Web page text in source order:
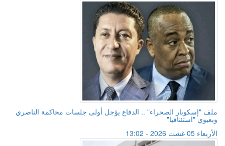
ملف "إسكوبار الصحراء" .. الدفاع يؤجل أولى جلسات محاكمة الناصري
وبعيوي "استئنافيا"
الأربعاء 05 غشت 2026 - 13:02